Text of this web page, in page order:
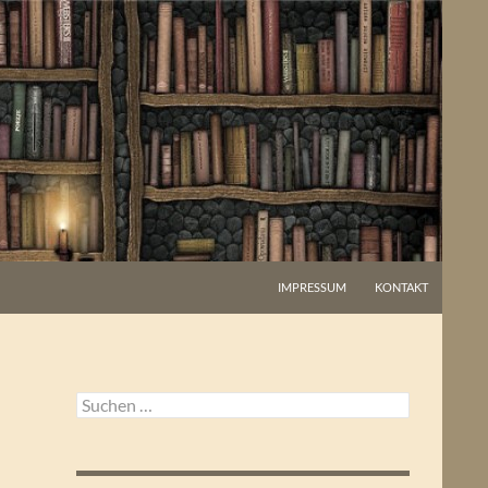
IMPRESSUM KONTAKT
Suchen
nach: